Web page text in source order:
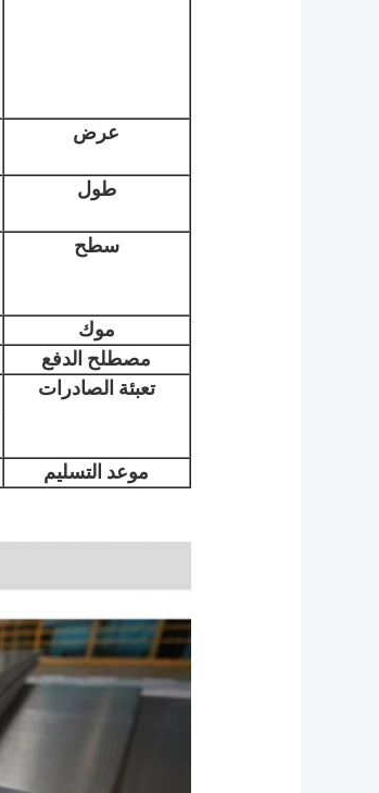
عرض
طول
سطح
موك
مصطلح الدفع
تعبئة الصادرات
موعد التسليم